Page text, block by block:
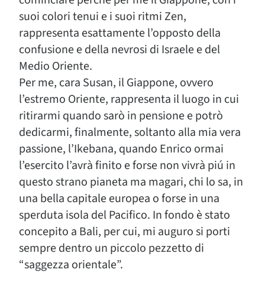
suoi colori tenui e i suoi ritmi Zen,
rappresenta esattamente l’opposto della
confusione e della nevrosi di Israele e del
Medio Oriente.
Per me, cara Susan, il Giappone, ovvero
l’estremo Oriente, rappresenta il luogo in cui
ritirarmi quando sarò in pensione e potrò
dedicarmi, finalmente, soltanto alla mia vera
passione, l’Ikebana, quando Enrico ormai
l’esercito l’avrà finito e forse non vivrà piú in
questo strano pianeta ma magari, chi lo sa, in
una bella capitale europea o forse in una
sperduta isola del Pacifico. In fondo è stato
concepito a Bali, per cui, mi auguro si porti
sempre dentro un piccolo pezzetto di
“saggezza orientale”.